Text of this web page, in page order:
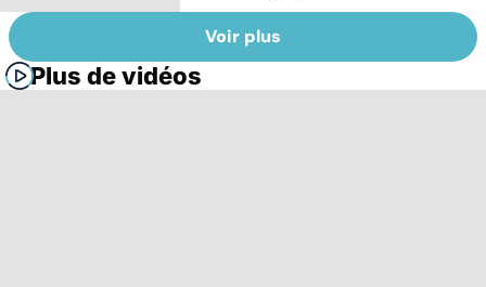
Voir plus
Plus de vidéos